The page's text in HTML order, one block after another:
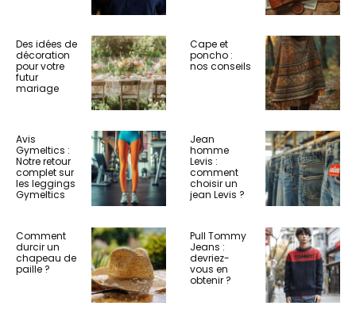
Des idées de
décoration
pour votre
futur
mariage
Cape et
poncho :
nos conseils
Avis
Gymeltics :
Notre retour
complet sur
les leggings
Gymeltics
Jean
homme
Levis :
comment
choisir un
jean Levis ?
Comment
durcir un
chapeau de
paille ?
Pull Tommy
Jeans :
devriez-
vous en
obtenir ?